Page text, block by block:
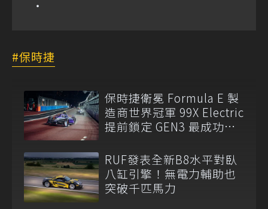
保時捷
保時捷衛冕 Formula E 製
造商世界冠軍 99X Electric
提前鎖定 GEN3 最成功賽
RUF發表全新B8水平對臥
八缸引擎！無電力輔助也
突破千匹馬力